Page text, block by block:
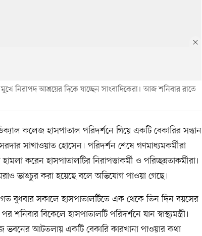
নিরাপদ আশ্রয়ের দিকে যাচ্ছেন সাংবাদিকেরা। আজ শনিবার রাতে
কলেজ হাসপাতাল পরিদর্শনে গিয়ে একটি বেকারির সন্ধান
সরদার সাখাওয়াত হোসেন। পরিদর্শন শেষে গণমাধ্যমকর্মীরা
করেন হাসপাতালটির নিরাপত্তাকর্মী ও পরিচ্ছন্নতাকর্মীরা।
ভাঙচুর করা হয়েছে বলে অভিযোগ পাওয়া গেছে।
গত বুধবার সকালে হাসপাতালটিতে এক থেকে তিন দিন বয়সের
বিকেলে হাসপাতালটি পরিদর্শনে যান স্বাস্থ্যমন্ত্রী।
ভবনের আটতলায় একটি বেকারি কারখানা পাওয়ার কথা